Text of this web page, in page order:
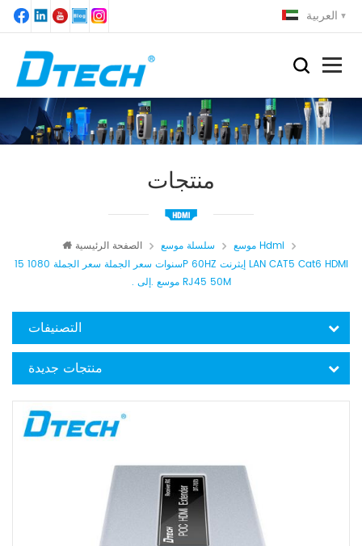
العربية
منتجات
الصفحة الرئيسية سلسلة موسع
موسع Hdmi
15 سنوات سعر الجملة سعر الجملة 1080P 60HZ إيثرنت LAN CAT5 Cat6 HDMI
. موسع .إلى RJ45 50M
التصنيفات
منتجات جديدة